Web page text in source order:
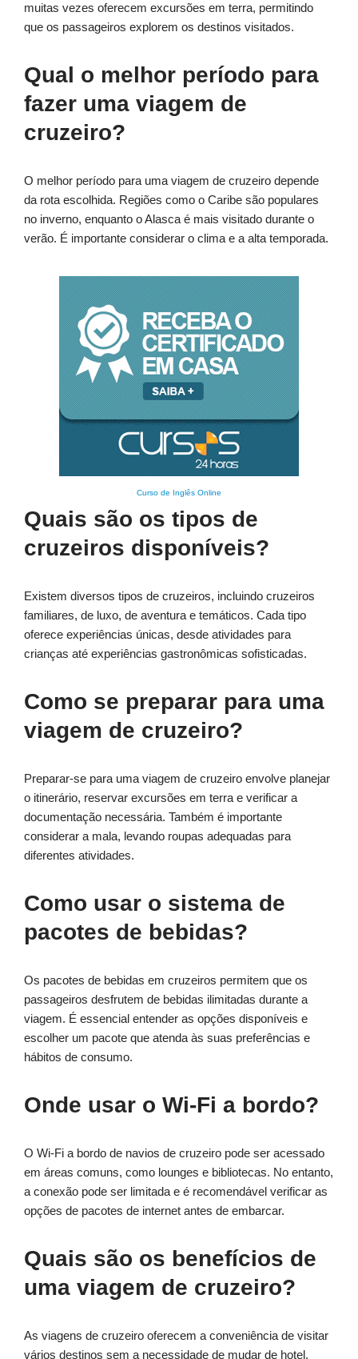
muitas vezes oferecem excursões em terra, permitindo
que os passageiros explorem os destinos visitados.
Qual o melhor período para
fazer uma viagem de
cruzeiro?
O melhor período para uma viagem de cruzeiro depende
da rota escolhida. Regiões como o Caribe são populares
no inverno, enquanto o Alasca é mais visitado durante o
verão. É importante considerar o clima e a alta temporada.
Curso de Inglês Online
Quais são os tipos de
cruzeiros disponíveis?
Existem diversos tipos de cruzeiros, incluindo cruzeiros
familiares, de luxo, de aventura e temáticos. Cada tipo
oferece experiências únicas, desde atividades para
crianças até experiências gastronômicas sofisticadas.
Como se preparar para uma
viagem de cruzeiro?
Preparar-se para uma viagem de cruzeiro envolve planejar
o itinerário, reservar excursões em terra e verificar a
documentação necessária. Também é importante
considerar a mala, levando roupas adequadas para
diferentes atividades.
Como usar o sistema de
pacotes de bebidas?
Os pacotes de bebidas em cruzeiros permitem que os
passageiros desfrutem de bebidas ilimitadas durante a
viagem. É essencial entender as opções disponíveis e
escolher um pacote que atenda às suas preferências e
hábitos de consumo.
Onde usar o Wi-Fi a bordo?
O Wi-Fi a bordo de navios de cruzeiro pode ser acessado
em áreas comuns, como lounges e bibliotecas. No entanto,
a conexão pode ser limitada e é recomendável verificar as
opções de pacotes de internet antes de embarcar.
Quais são os benefícios de
uma viagem de cruzeiro?
As viagens de cruzeiro oferecem a conveniência de visitar
vários destinos sem a necessidade de mudar de hotel.